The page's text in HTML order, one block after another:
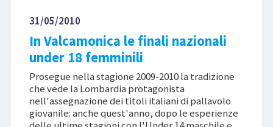
31/05/2010
In Valcamonica le finali nazionali
under 18 femminili
Prosegue nella stagione 2009-2010 la tradizione
che vede la Lombardia protagonista
nell'assegnazione dei titoli italiani di pallavolo
giovanile: anche quest'anno, dopo le esperienze